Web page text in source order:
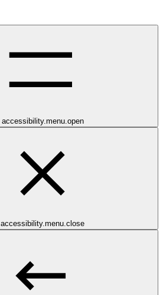
accessibility.menu.open
accessibility.menu.close